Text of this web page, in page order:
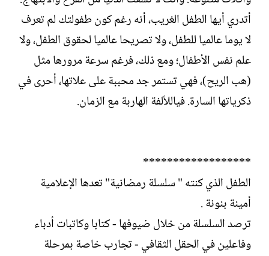
أتدري أيها الطفل الغريب، أنه رغم كون طفولتك لم تعرف
لا يوما عالميا للطفل، ولا تصريحا عالميا لحقوق الطفل، ولا
علم نفس الأطفال؛ ومع ذلك، فرغم سرعة مرورها مثل
(هب الريح)، فهي تستمر جد محببة على علاتها، أحرى في
ذكرياتها السارة. فياللألفة الهاربة مع الزمان.
******************
الطفل الذي كنته " سلسلة رمضانية" تعدها الإعلامية
أمينة بنونة .
ترصد السلسلة من خلال ضيوفها - كتابا وكاتبات أدباء
وفاعلين في الحقل الثقافي - تجارب خاصة بمرحلة